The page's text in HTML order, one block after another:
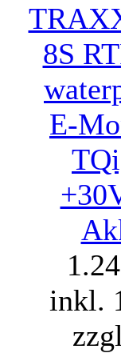
8S
E-
inkl.